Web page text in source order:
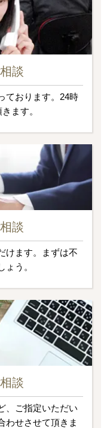
談
ております。24時
ます。
談
けます。まずは不
う。
談
、ご指定いただい
わせさせて頂きま